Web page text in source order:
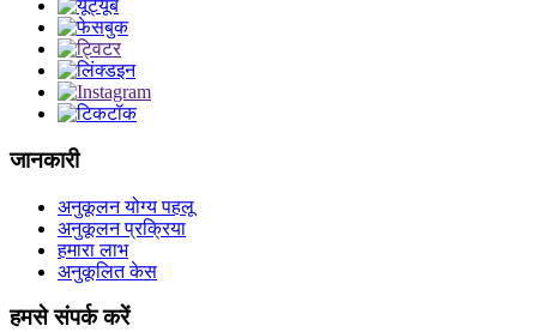
जानकारी
अनुकूलन योग्य पहलू
अनुकूलन प्रक्रिया
हमारा लाभ
अनुकूलित केस
हमसे संपर्क करें